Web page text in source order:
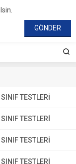
TESTLERI
TESTLERI
TESTLERI
TESTLERI